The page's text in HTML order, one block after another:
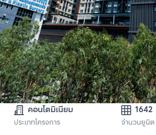
คอนโดมิเนียม
ประเภทโครงการ
1642
จำนวนยูนิต